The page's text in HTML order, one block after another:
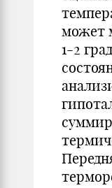
может
1-2